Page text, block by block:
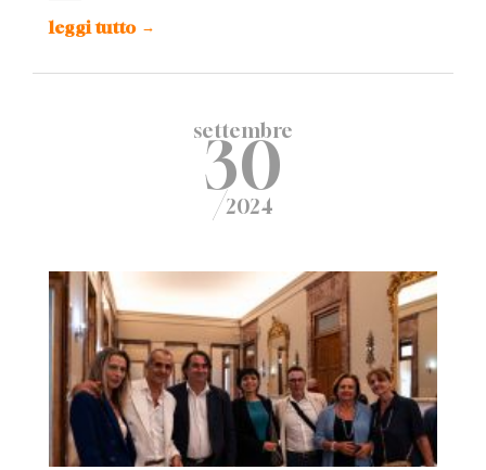
leggi tutto →
settembre
30
/2024